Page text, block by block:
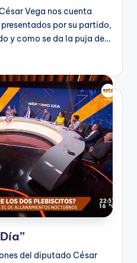
Vega nos cuenta
por su partido,
y como se da la puja de…
del diputado César